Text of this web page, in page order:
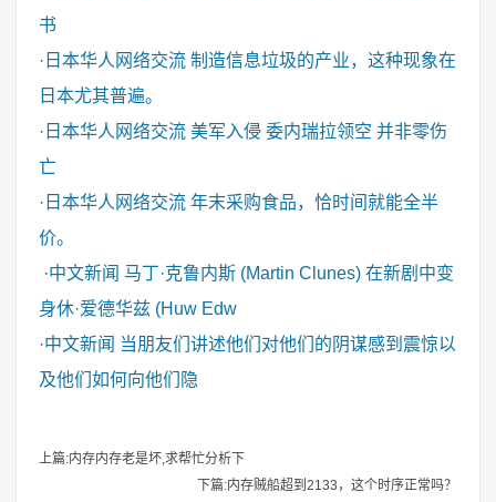
书
· 日本华人网络交流 制造信息垃圾的产业，这种现象在
日本尤其普遍。
· 日本华人网络交流 美军入侵 委内瑞拉领空 并非零伤
亡
· 日本华人网络交流 年末采购食品，恰时间就能全半
价。
·中文新闻 马丁·克鲁内斯 (Martin Clunes) 在新剧中变
身休·爱德华兹 (Huw Edw
·中文新闻 当朋友们讲述他们对他们的阴谋感到震惊以
及他们如何向他们隐
上篇:内存内存老是坏,求帮忙分析下
下篇:内存贼船超到2133，这个时序正常吗？